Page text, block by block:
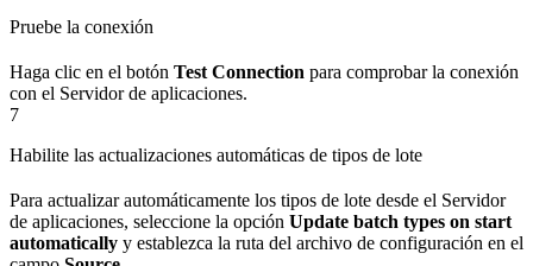
Pruebe la conexión
Haga clic en el botón Test Connection para comprobar la conexión
con el Servidor de aplicaciones.
7
Habilite las actualizaciones automáticas de tipos de lote
Para actualizar automáticamente los tipos de lote desde el Servidor
de aplicaciones, seleccione la opción Update batch types on start
automatically y establezca la ruta del archivo de configuración en el